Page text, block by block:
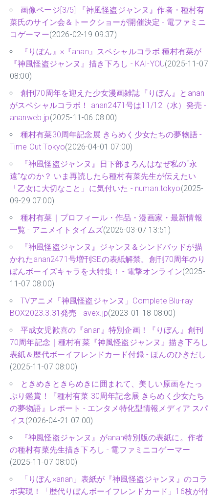
画像ページ[3/5] 『神風怪盗ジャンヌ』作者・種村有
菜氏のサイン会＆トークショーが開催決定 - 電ファミニ
コゲーマー(2026-02-19 09:37)
『りぼん』×『anan』スペシャルコラボ 種村有菜が
『神風怪盗ジャンヌ』描き下ろし - KAI-YOU(2025-11-07
08:00)
創刊70周年を迎えた少女漫画雑誌『りぼん』とanan
がスペシャルコラボ！ anan2471号は11/12（水）発売 -
ananweb.jp(2025-11-06 08:00)
種村有菜30周年記念展 きらめく少女たちの夢物語 -
Time Out Tokyo(2026-04-01 07:00)
『神風怪盗ジャンヌ』日下部まろんはなぜ私の“永
遠”なのか？ いま再読したら種村有菜先生が伝えたい
「乙女に大切なこと」に気付いた - numan.tokyo(2025-
09-29 07:00)
種村有菜｜プロフィール・作品・漫画家・最新情報
一覧 - アニメイトタイムズ(2026-03-07 13:51)
『神風怪盗ジャンヌ』ジャンヌ＆シンドバッドが描
かれたanan2471号増刊SEの表紙解禁。創刊70周年のり
ぼんボーイズキャラを大特集！ - 電撃オンライン(2025-
11-07 08:00)
TVアニメ「神風怪盗ジャンヌ」Complete Blu-ray
BOX2023.3.31発売 - avex.jp(2023-01-18 08:00)
平成女児歓喜の『anan』特別企画！『りぼん』創刊
70周年記念｜種村有菜『神風怪盗ジャンヌ』描き下ろし
表紙＆歴代ボーイフレンドカード付録 - ほんのひきだし
(2025-11-07 08:00)
ときめきときらめきに囲まれて、美しい原画をたっ
ぷり鑑賞！『種村有菜 30周年記念展 きらめく少⼥たち
の夢物語』レポート - エンタメ特化型情報メディア スパ
イス(2026-04-21 07:00)
『神風怪盗ジャンヌ』がanan特別版の表紙に。作者
の種村有菜先生描き下ろし - 電ファミニコゲーマー
(2025-11-07 08:00)
「りぼん×anan」表紙が『神風怪盗ジャンヌ』のコラ
ボ実現！「歴代りぼんボーイフレンドカード」16枚が付